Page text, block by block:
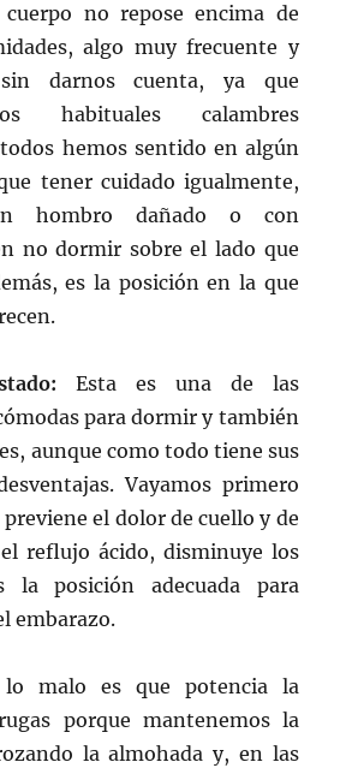
no repose encima de
algo muy frecuente y
darnos cuenta, ya que
habituales calambres
hemos sentido en algún
tener cuidado igualmente,
hombro dañado o con
no dormir sobre el lado que
es la posición en la que
Esta es una de las
para dormir y también
aunque como todo tiene sus
Vayamos primero
el dolor de cuello y de
el reflujo ácido, disminuye los
la posición adecuada para
embarazo.
malo es que potencia la
porque mantenemos la
la almohada y, en las